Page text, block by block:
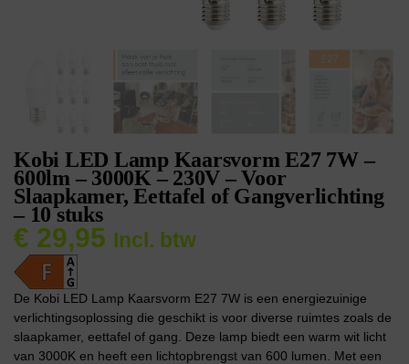
Kobi LED Lamp Kaarsvorm E27 7W –
600lm – 3000K – 230V – Voor
Slaapkamer, Eettafel of Gangverlichting
– 10 stuks
€ 29,95 Incl. btw
De Kobi LED Lamp Kaarsvorm E27 7W is een energiezuinige
verlichtingsoplossing die geschikt is voor diverse ruimtes zoals de
slaapkamer, eettafel of gang. Deze lamp biedt een warm wit licht
van 3000K en heeft een lichtopbrengst van 600 lumen. Met een